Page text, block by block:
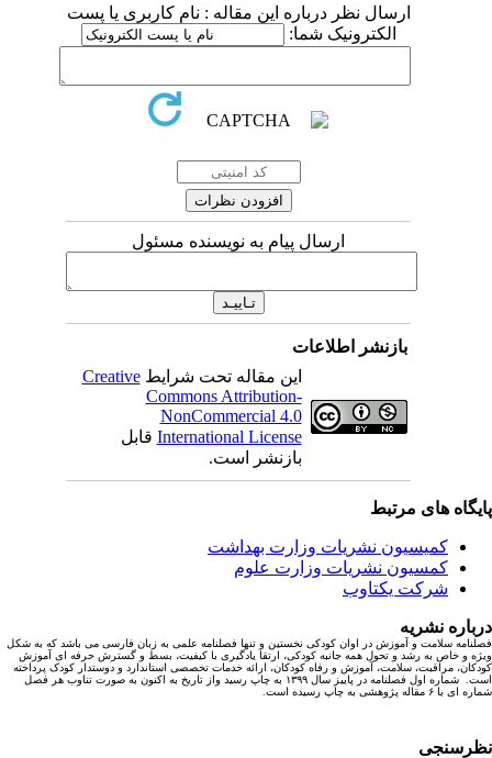
ارسال نظر درباره این مقاله : نام کاربری یا پست
الکترونیک شما:
ارسال پیام به نویسنده مسئول
بازنشر اطلاعات
این مقاله تحت شرایطCreative
Commons Attribution-
NonCommercial 4.0
International Licenseقابل
بازنشر است.
های مرتبط
کمیسیون نشریات وزارت بهداشت
کمسیون نشریات وزارت علوم
شرکت یکتاوب
نشریه
سلامت و آموزش در اوان کودکی نخستین و تنها فصلنامه علمی به زبان فارسی می باشد که به شکل
و خاص به رشد و تحول همه جانبه کودکی، ارتقا یادگیری با کیفیت، بسط و گسترش حرفه ای آموزش
مراقبت، سلامت، آموزش و رفاه کودکان، ارائه خدمات تخصصی استاندارد و دوستدار کودک پرداخته
است. شماره اول فصلنامه در پاییز سال ۱۳۹۹ به چاپ رسید واز تاریخ به اکنون به صورت تناوب هر فصل
۶ مقاله پژوهشی به چاپ رسیده است.